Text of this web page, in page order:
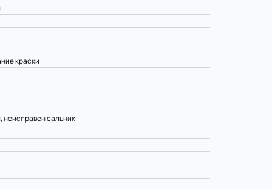
краски
неисправен сальник